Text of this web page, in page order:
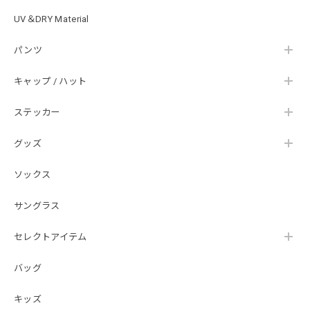
UV＆DRY Material
パンツ
キャップ / ハット
ステッカー
グッズ
ソックス
サングラス
セレクトアイテム
バッグ
キッズ
はじめて利用しましたが、商品の梱包も問題なく大変迅速に
ジが同封されており、気遣いの行き届いた対応だなと感じま
後は購入したルアーで実釣するのみです！ ありがとうござい